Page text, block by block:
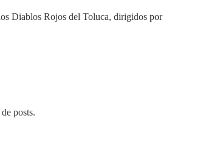
Diablos Rojos del Toluca, dirigidos por
posts.